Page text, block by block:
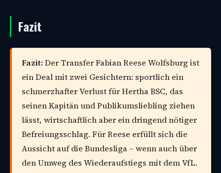
Fazit
Fazit:Der Transfer Fabian Reese Wolfsburg ist
ein Deal mit zwei Gesichtern: sportlich ein
schmerzhafter Verlust für Hertha BSC, das
seinen Kapitän und Publikumsliebling ziehen
lässt, wirtschaftlich aber ein dringend nötiger
Befreiungsschlag. Für Reese erfüllt sich die
Aussicht auf die Bundesliga – wenn auch über
den Umweg des Wiederaufstiegs mit dem VfL.